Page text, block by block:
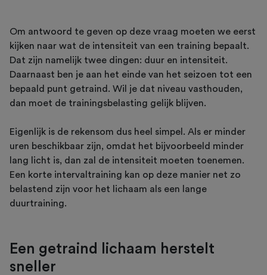
Om antwoord te geven op deze vraag moeten we eerst
kijken naar wat de intensiteit van een training bepaalt.
Dat zijn namelijk twee dingen: duur en intensiteit.
Daarnaast ben je aan het einde van het seizoen tot een
bepaald punt getraind. Wil je dat niveau vasthouden,
dan moet de trainingsbelasting gelijk blijven.
Eigenlijk is de rekensom dus heel simpel. Als er minder
uren beschikbaar zijn, omdat het bijvoorbeeld minder
lang licht is, dan zal de intensiteit moeten toenemen.
Een korte intervaltraining kan op deze manier net zo
belastend zijn voor het lichaam als een lange
duurtraining.
Een getraind lichaam herstelt
sneller